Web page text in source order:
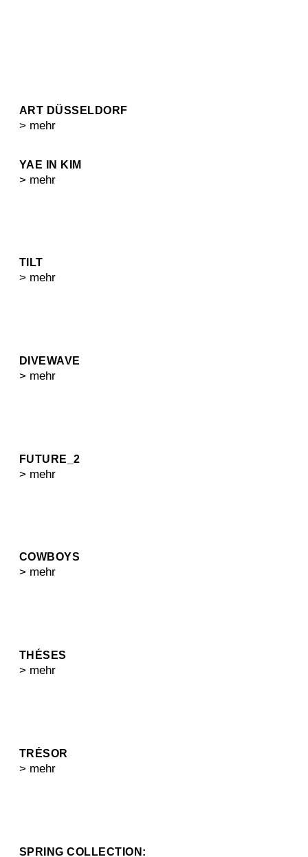
ART DÜSSELDORF
> mehr
YAE IN KIM
> mehr
TILT
> mehr
DIVEWAVE
> mehr
FUTURE_2
> mehr
COWBOYS
> mehr
THÉSES
> mehr
TRÉSOR
> mehr
SPRING COLLECTION: